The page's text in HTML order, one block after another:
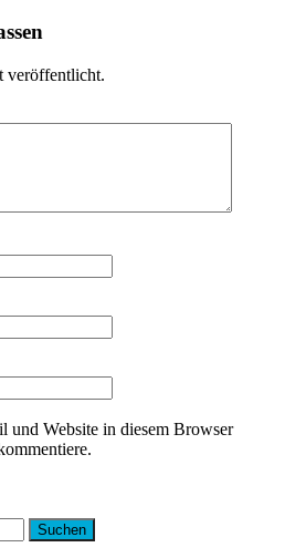
veröffentlicht.
und Website in diesem Browser